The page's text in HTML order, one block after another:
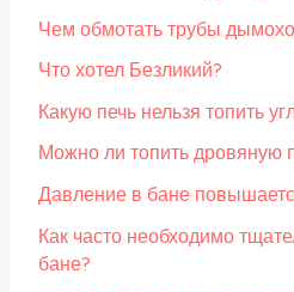
Чем обмотать трубы
Что хотел Безликий?
Какую печь нельзя топить
Можно ли топить дровяную
Давление в бане
Как часто необходимо
бане?